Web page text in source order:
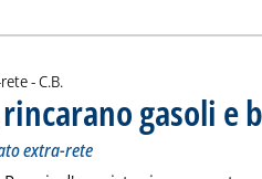
-di:
C.B.
gasoli e
extra-rete